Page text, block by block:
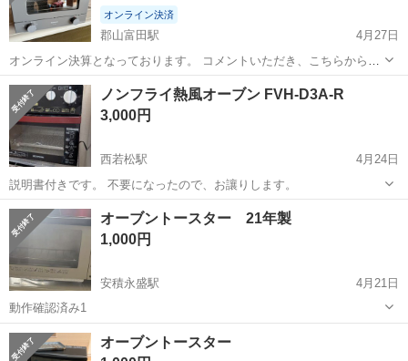
オンライン決済
郡山富田駅
4月27日
オンライン決算となっております。 コメントいただき、こちらから返
答がございましたら購入手続きへお願い致します。 現金支払いも対応
可能です。
福島 郡山市 郡山富田駅 キッチン家電
ノンフライ熱風オーブン FVH-D3A-R
3,000円
西若松駅
4月24日
説明書付きです。 不要になったので、お讓りします。
福島 会津若松市 西若松駅 キッチン家電
オーブントースター 21年製
1,000円
安積永盛駅
4月21日
動作確認済み1
福島 郡山市 安積永盛駅 キッチン家電
オーブントースター